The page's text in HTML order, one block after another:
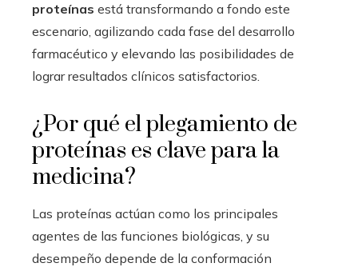
proteínas está transformando a fondo este
escenario, agilizando cada fase del desarrollo
farmacéutico y elevando las posibilidades de
lograr resultados clínicos satisfactorios.
¿Por qué el plegamiento de
proteínas es clave para la
medicina?
Las proteínas actúan como los principales
agentes de las funciones biológicas, y su
desempeño depende de la conformación